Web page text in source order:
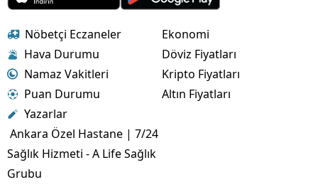
Nöbetçi Eczaneler
Hava Durumu
Namaz Vakitleri
Puan Durumu
Yazarlar
Ankara Özel Hastane | 7/24
Sağlık Hizmeti - A Life Sağlık
Grubu
Ekonomi
Döviz Fiyatları
Kripto Fiyatları
Altın Fiyatları